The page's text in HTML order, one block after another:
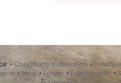
• Conditions d'utilisation •
•Blog • Forum • Événements •